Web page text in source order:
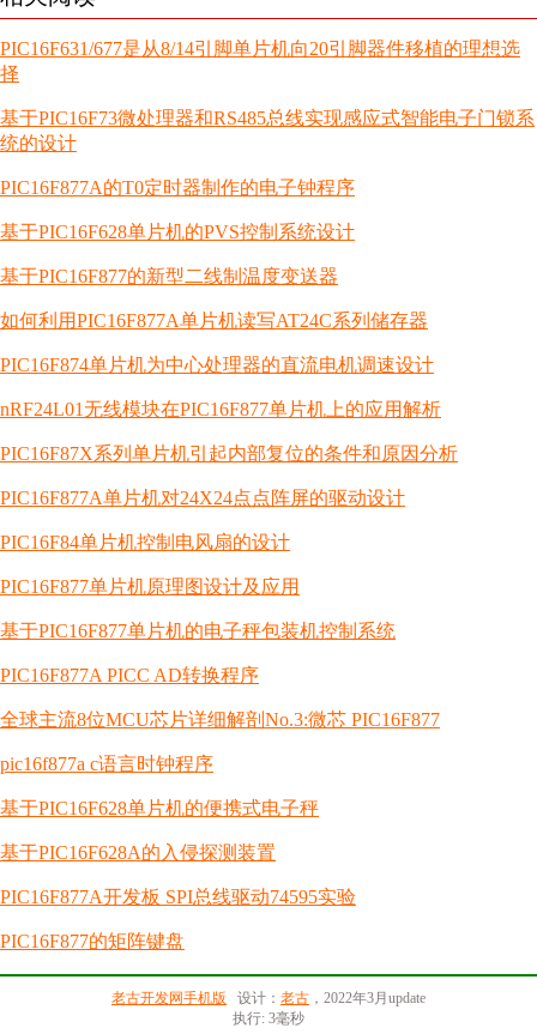
PIC16F631/677是从8/14引脚单片机向20引脚器件移植的理想选
择
基于PIC16F73微处理器和RS485总线实现感应式智能电子门锁系
统的设计
PIC16F877A的T0定时器制作的电子钟程序
基于PIC16F628单片机的PVS控制系统设计
基于PIC16F877的新型二线制温度变送器
如何利用PIC16F877A单片机读写AT24C系列储存器
PIC16F874单片机为中心处理器的直流电机调速设计
nRF24L01无线模块在PIC16F877单片机上的应用解析
PIC16F87X系列单片机引起内部复位的条件和原因分析
PIC16F877A单片机对24X24点点阵屏的驱动设计
PIC16F84单片机控制电风扇的设计
PIC16F877单片机原理图设计及应用
基于PIC16F877单片机的电子秤包装机控制系统
PIC16F877A PICC AD转换程序
全球主流8位MCU芯片详细解剖No.3:微芯 PIC16F877
pic16f877a c语言时钟程序
基于PIC16F628单片机的便携式电子秤
基于PIC16F628A的入侵探测装置
PIC16F877A开发板 SPI总线驱动74595实验
PIC16F877的矩阵键盘
老古开发网手机版 设计： 老古 ，2022年3月update
执行: 3毫秒